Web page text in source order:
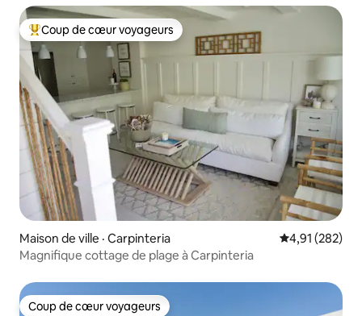
Coup de cœur voyageurs parmi les plus aimés
Coup de cœur voyageurs
Maison de ville · Carpinteria Note
4,91 (282)
Magnifique cottage de plage à Carpinteria
Coup de cœur voyageurs
Coup de cœur voyageurs